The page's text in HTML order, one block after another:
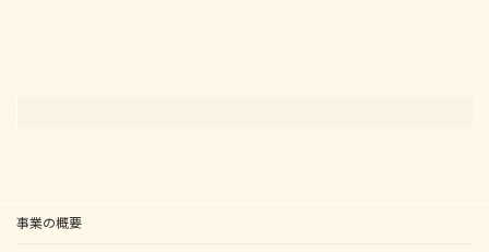
事業の概要